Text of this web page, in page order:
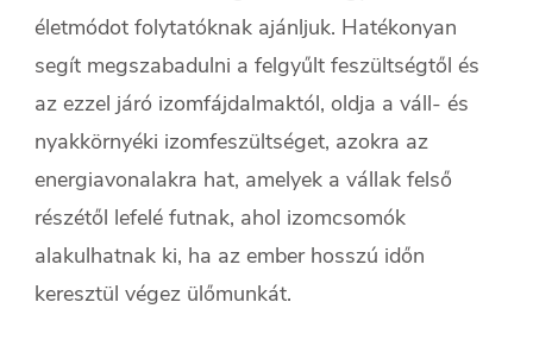
életmódot folytatóknak ajánljuk. Hatékonyan
segít megszabadulni a felgyűlt feszültségtől és
az ezzel járó izomfájdalmaktól, oldja a váll- és
nyakkörnyéki izomfeszültséget, azokra az
energiavonalakra hat, amelyek a vállak felső
részétől lefelé futnak, ahol izomcsomók
alakulhatnak ki, ha az ember hosszú időn
keresztül végez ülőmunkát.